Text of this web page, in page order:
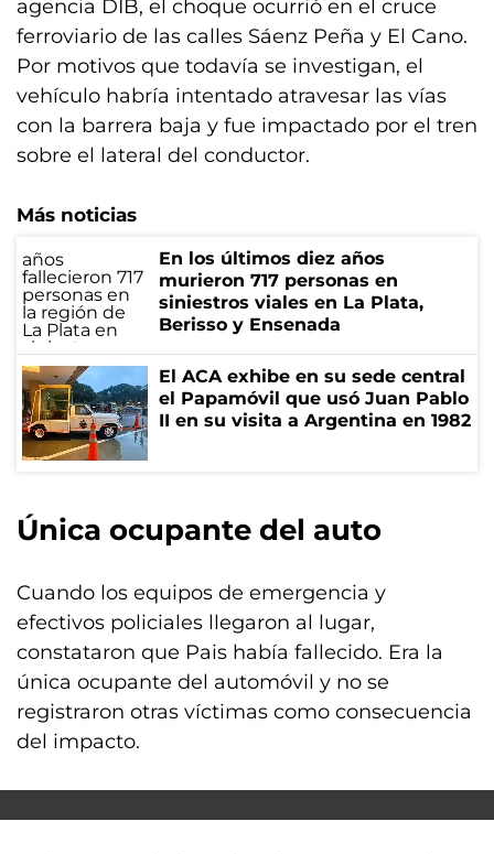
agencia DIB, el choque ocurrió en el cruce
ferroviario de las calles Sáenz Peña y El Cano.
Por motivos que todavía se investigan, el
vehículo habría intentado atravesar las vías
con la barrera baja y fue impactado por el tren
sobre el lateral del conductor.
Más noticias
En los últimos diez años
murieron 717 personas en
siniestros viales en La Plata,
Berisso y Ensenada
El ACA exhibe en su sede central
el Papamóvil que usó Juan Pablo
II en su visita a Argentina en 1982
Única ocupante del auto
Cuando los equipos de emergencia y
efectivos policiales llegaron al lugar,
constataron que Pais había fallecido. Era la
única ocupante del automóvil y no se
registraron otras víctimas como consecuencia
del impacto.